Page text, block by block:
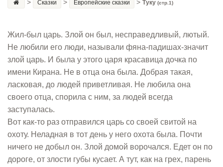
> Сказки > Европейские сказки > Туку (стр.1)
Жил-был царь. Злой он был, несправедливый, лютый.
Не любили его люди, называли фяна-падишах-значит
злой царь. И была у этого царя красавица дочка по
имени Кирана. Не в отца она была. Добрая такая,
ласковая, до людей приветливая. Не любила она
своего отца, спорила с ним, за людей всегда
заступалась.
Вот как-то раз отправился царь со своей свитой на
охоту. Неладная в тот день у него охота была. Почти
ничего не добыл он. Злой домой ворочался. Едет он по
дороге, от злости губы кусает. А тут, как на грех, парень